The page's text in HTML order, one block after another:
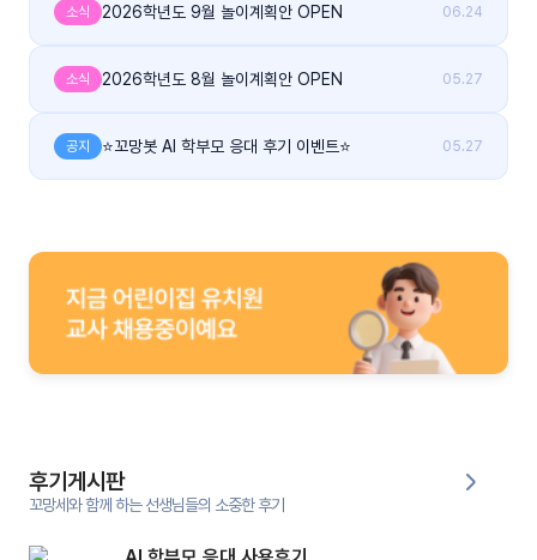
소식 2026학년도 9월 놀이계획안 OPEN 06.24
소식 2026학년도 8월 놀이계획안 OPEN 05.27
공지 ⭐꼬망봇 AI 학부모 응대 후기 이벤트⭐ 05.27
후기게시판
꼬망세와 함께 하는 선생님들의 소중한 후기